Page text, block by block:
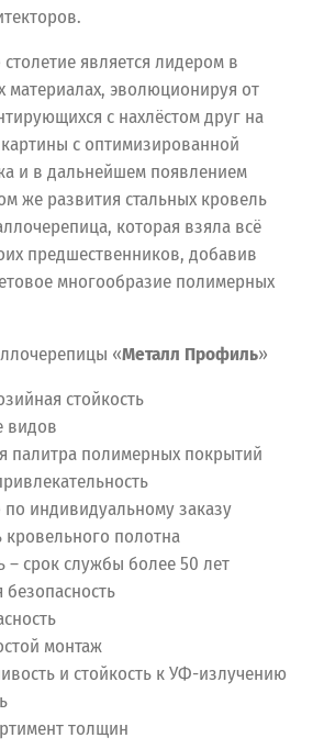
является лидером в
материалах, эволюционируя от
с нахлёстом друг на
с оптимизированной
и в дальнейшем появлением
же развития стальных кровель
которая взяла всё
предшественников, добавив
многообразие полимерных
«Металл Профиль»
стойкость
видов
палитра полимерных покрытий
индивидуальному заказу
кровельного полотна
– срок службы более 50 лет
безопасность
монтаж
и стойкость к УФ-излучению
толщин